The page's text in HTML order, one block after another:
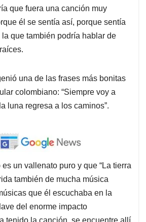
que fuera una canción muy
él se sentía así, porque sentía
que también podría hablar de
una de las frases más bonitas
colombiano: “Siempre voy a
luna regresa a los caminos”.
un vallenato puro y que “La tierra
también de mucha música
que él escuchaba en la
del enorme impacto